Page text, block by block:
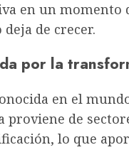
en un momento
de crecer.
por la
en el
proviene de
lo que